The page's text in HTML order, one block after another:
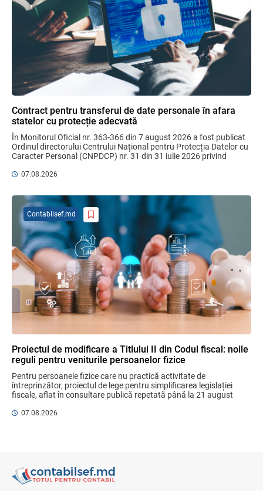
Бухгалтерские и Налоговые
Консультации № 07/2026, комментарии
на полях
06.08.2026 Ciobanu Veaceslav
Plafonul operațiunilor valutare de capital
06.08.2026
MIA Plăți Instant: Soluția inovativă pentru
Efectele trecerii la euro ca monedă de
referință
06.08.2026 BNM
Bunurile și banii confiscați vor fi utilizați
în scopuri sociale și în interes public
06.08.2026 Guvernul RM
Gala Financiară 2026 – solicitare de
nominalizare a candidaților
03.08.2026 Ministerul Finanțelor
04.08.2026
Contract pentru transferul de date personale în afara
statelor cu protecție adecvată
În Monitorul Oficial nr. 363-366 din 7 august 2026 a fost publicat
Ordinul directorului Centrului Național pentru Protecția Datelor cu
Caracter Personal (CNPDCP) nr. 31 din 31 iulie 2026 privind
07.08.2026
Proiectul de modificare a Titlului II din Codul fiscal: noile
reguli pentru veniturile persoanelor fizice
Pentru persoanele fizice care nu practică activitate de
întreprinzător, proiectul de lege pentru simplificarea legislației
fiscale, aflat în consultare publică repetată până la 21 august
07.08.2026
Contabilsef.md